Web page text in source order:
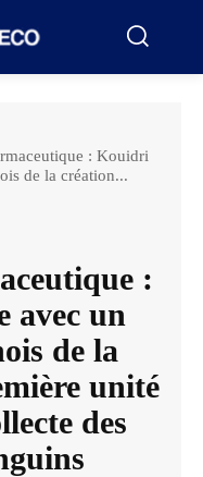
: Kouidri
de la création...
:
avec un
de la
unité
des